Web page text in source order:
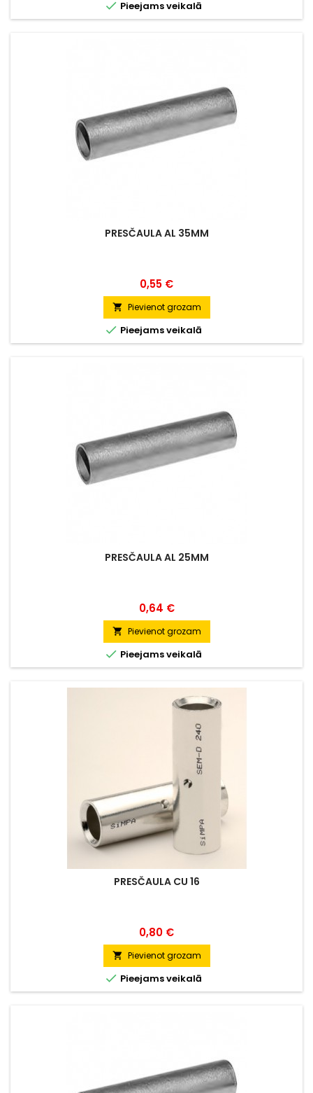
 Pieejams veikalā
PRESČAULA AL 35MM
Cena
0,55 €
 Pievienot grozam
 Pieejams veikalā
PRESČAULA AL 25MM
Cena
0,64 €
 Pievienot grozam
 Pieejams veikalā
PRESČAULA CU 16
Cena
0,80 €
 Pievienot grozam
 Pieejams veikalā